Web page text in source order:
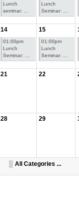
Lunch
seminar: ...
Lunch
Seminar: ...
14
01:00pm
Lunch
Seminar: ...
15
01:00pm
Lunch
Seminar: ...
21 22
28 29
All Categories ...